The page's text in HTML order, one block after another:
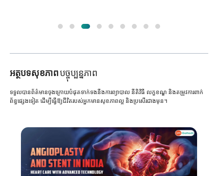
អត្ថបទសុខភាពបច្ចុប្បន្នភាព
ទទួលបានព័ត៌មានចុងក្រោយបំផុតទាក់ទងនឹងការព្យាបាល នីតិវិធី លក្ខខណ្ឌ និងតម្រូវការពាក់
ព័ន្ធផ្សេងទៀត ដើម្បីធ្វើឱ្យជីវិតរបស់អ្នកមានសុខភាពល្អ និងប្រសើរជាងមុន។